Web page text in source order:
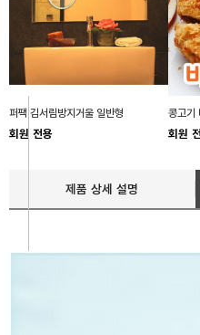
퍼팩 김서림방지거울 일반형
회원 전용
콩고
회원
제품 상세 설명